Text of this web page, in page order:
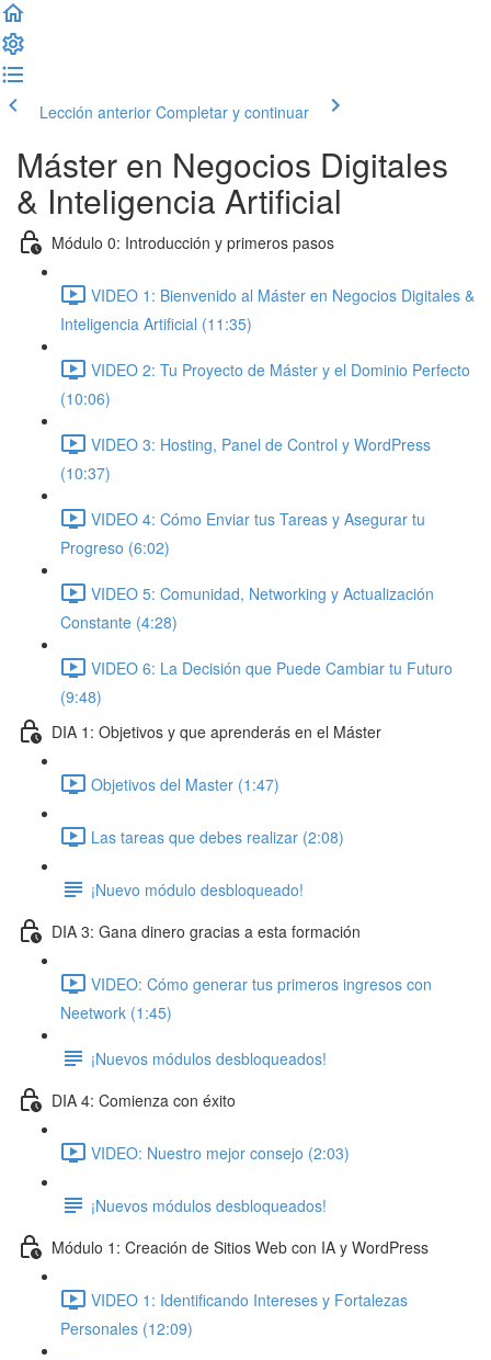
Lección anterior Completar y continuar
Máster en Negocios Digitales
& Inteligencia Artificial
Módulo 0: Introducción y primeros pasos
VIDEO 1: Bienvenido al Máster en Negocios Digitales &
Inteligencia Artificial (11:35)
VIDEO 2: Tu Proyecto de Máster y el Dominio Perfecto
(10:06)
VIDEO 3: Hosting, Panel de Control y WordPress
(10:37)
VIDEO 4: Cómo Enviar tus Tareas y Asegurar tu
Progreso (6:02)
VIDEO 5: Comunidad, Networking y Actualización
Constante (4:28)
VIDEO 6: La Decisión que Puede Cambiar tu Futuro
(9:48)
DIA 1: Objetivos y que aprenderás en el Máster
Objetivos del Master (1:47)
Las tareas que debes realizar (2:08)
¡Nuevo módulo desbloqueado!
DIA 3: Gana dinero gracias a esta formación
VIDEO: Cómo generar tus primeros ingresos con
Neetwork (1:45)
¡Nuevos módulos desbloqueados!
DIA 4: Comienza con éxito
VIDEO: Nuestro mejor consejo (2:03)
¡Nuevos módulos desbloqueados!
Módulo 1: Creación de Sitios Web con IA y WordPress
VIDEO 1: Identificando Intereses y Fortalezas
Personales (12:09)